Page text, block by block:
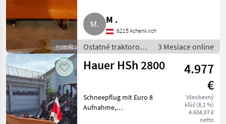
Inzerát
M .
6215 Achenkirch
Ostatné traktorové
komponenty /
Snehový pluh
3 Mesiace online
Hauer HSh 2800
4.977
€
Všeobecný
kľúč (8,1 %)
4.604,07 €
netto
Schneepflug mit Euro 8
Aufnahme,